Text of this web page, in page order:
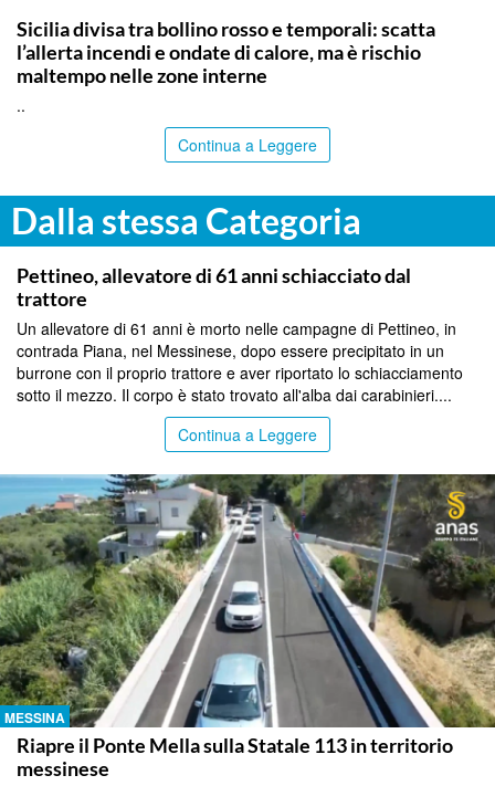
Sicilia divisa tra bollino rosso e temporali: scatta
l’allerta incendi e ondate di calore, ma è rischio
maltempo nelle zone interne
..
Continua a Leggere
Dalla stessa Categoria
MESSINA
Pettineo, allevatore di 61 anni schiacciato dal
trattore
Un allevatore di 61 anni è morto nelle campagne di Pettineo, in
contrada Piana, nel Messinese, dopo essere precipitato in un
burrone con il proprio trattore e aver riportato lo schiacciamento
sotto il mezzo. Il corpo è stato trovato all'alba dai carabinieri....
Continua a Leggere
MESSINA
Riapre il Ponte Mella sulla Statale 113 in territorio
messinese